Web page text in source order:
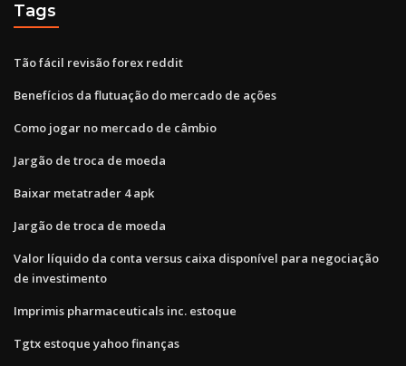
Tags
Tão fácil revisão forex reddit
Benefícios da flutuação do mercado de ações
Como jogar no mercado de câmbio
Jargão de troca de moeda
Baixar metatrader 4 apk
Jargão de troca de moeda
Valor líquido da conta versus caixa disponível para negociação
de investimento
Imprimis pharmaceuticals inc. estoque
Tgtx estoque yahoo finanças